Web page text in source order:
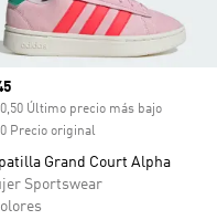
actual
Último precio más bajo
Precio original
Grand Court Alpha
Sportswear